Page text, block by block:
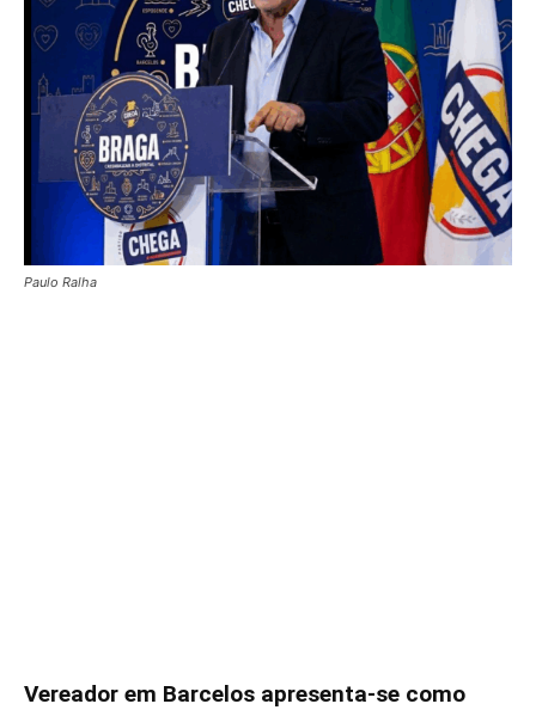
Paulo Ralha
Vereador em Barcelos apresenta-se como